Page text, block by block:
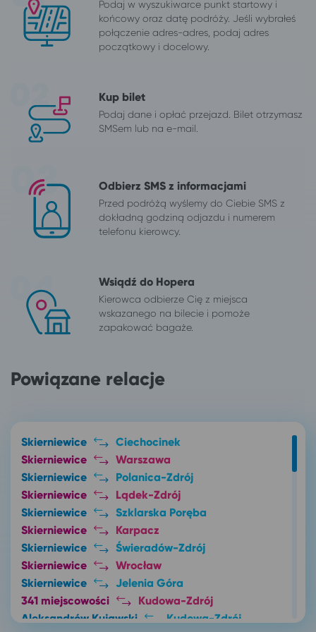
Podaj w wyszukiwarce punkt startowy i
końcowy oraz datę podróży. Jeśli wybrałeś
połączenie adres-adres, podaj adres
początkowy i docelowy.
Kup bilet
Podaj dane i opłać przejazd. Bilet otrzymasz
SMSem lub na e-mail.
Odbierz SMS z informacjami
Przed podróżą wyślemy do Ciebie SMS z
dokładną godziną odjazdu i numerem
telefonu kierowcy.
Wsiądź do Hopera
Kierowca odbierze Cię z miejsca
wskazanego na bilecie i pomoże
zapakować bagaże.
Powiązane relacje
Skierniewice
Ciechocinek
Skierniewice
Warszawa
Skierniewice
Polanica-Zdrój
Skierniewice
Lądek-Zdrój
Skierniewice
Szklarska Poręba
Skierniewice
Karpacz
Skierniewice
Świeradów-Zdrój
Skierniewice
Wrocław
Skierniewice
Jelenia Góra
341 miejscowości
Kudowa-Zdrój
Aleksandrów Kujawski
Kudowa-Zdrój